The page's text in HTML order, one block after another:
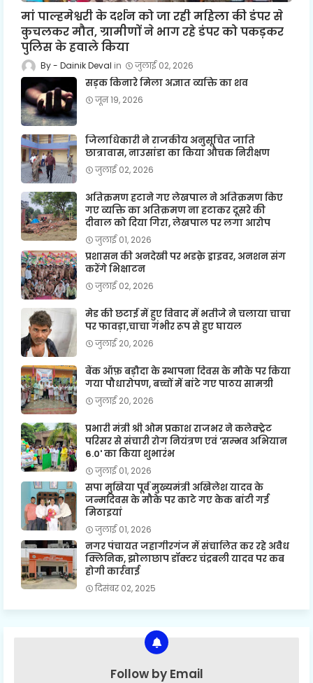
मां पाल्हमेश्वरी के दर्शन को जा रही महिला की डंपर से
कुचलकर मौत, ग्रामीणों ने भाग रहे डंपर को पकड़कर
पुलिस के हवाले किया
Dainik Deval जुलाई 02, 2026
सड़क किनारे मिला अज्ञात व्यक्ति का शव
जून 19, 2026
जिलाधिकारी ने राजकीय अनुसूचित जाति
छात्रावास, नाउसांडा का किया औचक निरीक्षण
जुलाई 02, 2026
अतिक्रमण हटाने गए लेखपाल ने अतिक्रमण किए
गए व्यक्ति का अतिक्रमण ना हटाकर दूसरे की
दीवाल को दिया गिरा, लेखपाल पर लगा आरोप
जुलाई 01, 2026
प्रशासन की अनदेखी पर भडक़े ड्राइवर, अनशन संग
करेंगे भिक्षाटन
जुलाई 02, 2026
मेड की छटाई में हुए विवाद में भतीजे ने चलाया चाचा
पर फावड़ा,चाचा गंभीर रूप से हुए घायल
जुलाई 20, 2026
बैंक ऑफ़ बड़ौदा के स्थापना दिवस के मौके पर किया
गया पौधारोपण, बच्चों में बांटे गए पाठय सामग्री
जुलाई 20, 2026
प्रभारी मंत्री श्री ओम प्रकाश राजभर ने कलेक्ट्रेट
परिसर से संचारी रोग नियंत्रण एवं 'सम्भव अभियान
6.0' का किया शुभारंभ
जुलाई 01, 2026
सपा मुखिया पूर्व मुख्यमंत्री अखिलेश यादव के
जन्मदिवस के मौके पर काटे गए केक बांटी गई
मिठाइयां
जुलाई 01, 2026
नगर पंचायत जहागीरगंज में संचालित कर रहे अवैध
क्लिनिक, झोलाछाप डॉक्टर चंद्रबली यादव पर कब
होगी कार्रवाई
दिसंबर 02, 2025
Follow by Email